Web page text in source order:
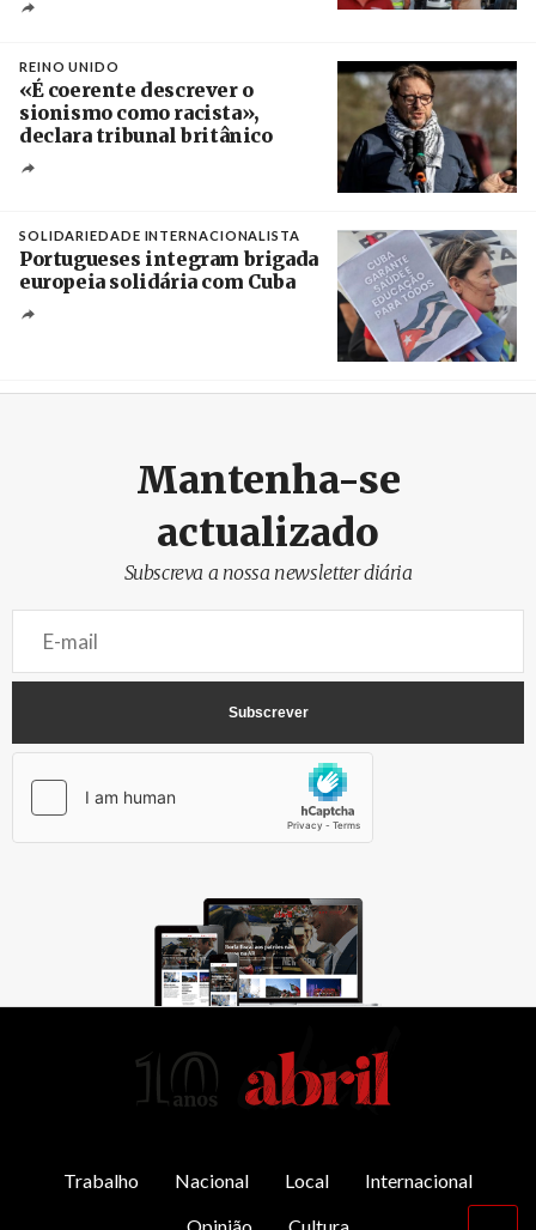
REINO UNIDO
«É coerente descrever o
sionismo como racista»,
declara tribunal britânico
SOLIDARIEDADE INTERNACIONALISTA
Portugueses integram brigada
europeia solidária com Cuba
Mantenha-se
actualizado
Subscreva a nossa newsletter diária
Trabalho Nacional Local
Internacional